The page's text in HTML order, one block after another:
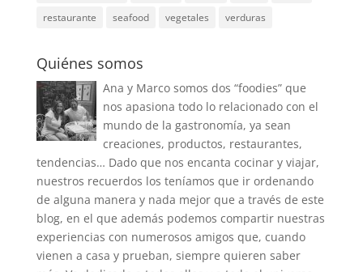
restaurante
seafood vegetales verduras
Quiénes somos
Ana y Marco somos dos “foodies” que
nos apasiona todo lo relacionado con el
mundo de la gastronomía, ya sean
creaciones, productos, restaurantes,
tendencias… Dado que nos encanta cocinar y viajar,
nuestros recuerdos los teníamos que ir ordenando
de alguna manera y nada mejor que a través de este
blog, en el que además podemos compartir nuestras
experiencias con numerosos amigos que, cuando
vienen a casa y prueban, siempre quieren saber